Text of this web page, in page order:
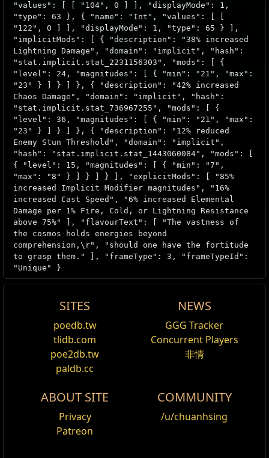
"values": [ [ "104", 0 ] ], "displayMode": 1,
"type": 63 }, { "name": "Int", "values": [ [
"122", 0 ] ], "displayMode": 1, "type": 65 } ],
"implicitMods": [ { "description": "38% increased
Lightning Damage", "domain": "implicit", "hash":
"stat.implicit.stat_2231156303", "mods": [ {
"level": 24, "magnitudes": [ { "min": "21", "max":
"23" } ] } ] }, { "description": "42% increased
Chaos Damage", "domain": "implicit", "hash":
"stat.implicit.stat_736967255", "mods": [ {
"level": 36, "magnitudes": [ { "min": "21", "max":
"23" } ] } ] }, { "description": "12% reduced
Enemy Stun Threshold", "domain": "implicit",
"hash": "stat.implicit.stat_1443060084", "mods": [
{ "level": 15, "magnitudes": [ { "min": "7",
"max": "8" } ] } ] } ], "explicitMods": [ "85%
increased Implicit Modifier magnitudes", "16%
increased Cast Speed", "6% increased Elemental
Damage per 1% Fire, Cold, or Lightning Resistance
above 75%" ], "flavourText": [ "The vastness of
the cosmos holds energies beyond
comprehension,\r", "should one have the fortitude
to grasp them." ], "frameType": 3, "frameTypeId":
"Unique" }
Ingredient
Offer
忘却の誘惑
ネビュリス
Nebulis
Modifiers
(15-20)% increased Cold Damage per 1% Cold
Resistance above 75%
(15-20)% increased Lightning Damage per 1%
Lightning Resistance above 75%-
SITES
poedb.tw
tlidb.com
poe2db.tw
paldb.cc
NEWS
GGG Tracker
Concurrent Players
非情
ABOUT SITE
Privacy
Patreon
COMMUNITY
/u/chuanhsing